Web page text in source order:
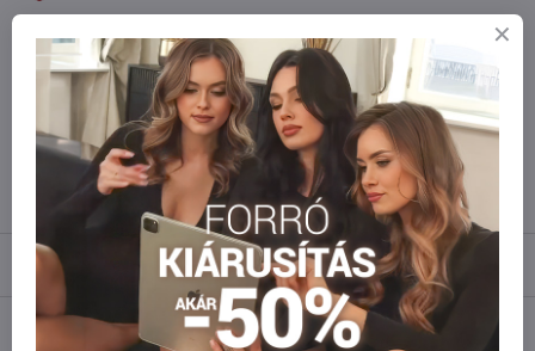
Szeretne több terméket rendelni mint
amennyi raktáron van?
Ne habozzon kapcsolatba lépni velünk, raktárra szállítjuk az árut!
info​@everlady​.eu
Leírás
Vélemények 0